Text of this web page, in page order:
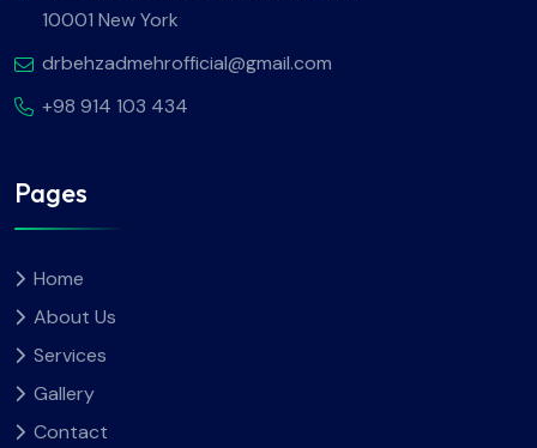
10001 New York
drbehzadmehrofficial@gmail.com
+98 914 103 434
Pages
Home
About Us
Services
Gallery
Contact